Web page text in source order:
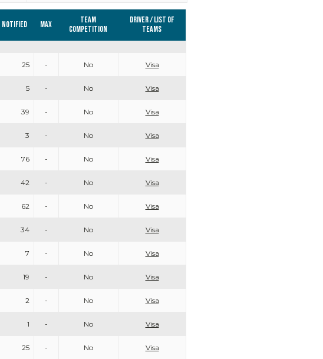
Notified Max
Team
competition
Driver / List of
teams
25 - No Visa
5 - No Visa
39 - No Visa
3 - No Visa
76 - No Visa
42 - No Visa
62 - No Visa
34 - No Visa
7 - No Visa
19 - No Visa
2 - No Visa
1 - No Visa
25 - No Visa